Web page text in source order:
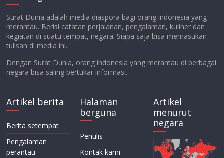
Surat Dunia adalah media diaspora bagi orang indonesia yang
merantau. Berisi catatan perjalanan, pengalaman, kuliner dan
kegiatan di suatu tempat, negara. Siapa saja bisa memasukan
tulisan di media ini.
Dengan Surat Dunia, orang indonesia yang merantau di berbagai
negara bisa saling bertukar informasi.
Artikel berita
Berita setempat
Pengalaman
perantau
Halaman
berguna
Penulis
Kontak kami
Artikel
menurut
negara